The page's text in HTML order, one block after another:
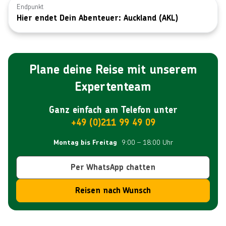
sein möchtest – hier findest Du unvergessliche Erlebnisse.
malerischen Buchten umgeben. Als pulsierende Metropole
bietet Auckland Dir eine einzigartige Mischung aus
urbanem Flair und naturnaher Schönheit. Entdecke die
Highlights und erkunde die vielfältigen
Freizeitmöglichkeiten, die von aufregenden Outdoor-
Endpunkt
Hier endet Dein Abenteuer: Auckland (AKL)
Plane deine Reise mit unserem
Expertenteam
Ganz einfach am Telefon unter
+49 (0)211 99 49 09
Montag bis Freitag 9:00 – 18:00 Uhr
Per WhatsApp chatten
Reisen nach Wunsch
Reiseroute